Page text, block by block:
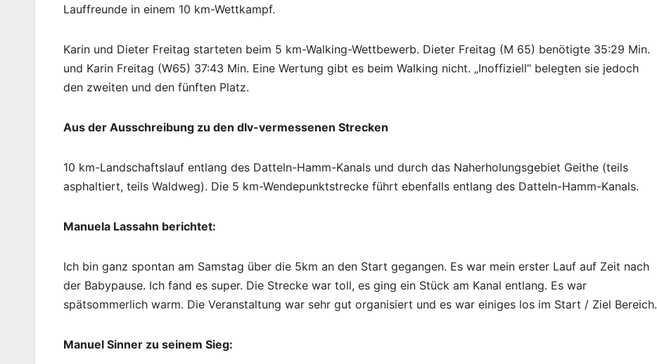
Lauffreunde in einem 10 km-Wettkampf.
Karin und Dieter Freitag starteten beim 5 km-Walking-Wettbewerb. Dieter Freitag (M 65) benötigte 35:29 Min.
und Karin Freitag (W65) 37:43 Min. Eine Wertung gibt es beim Walking nicht. „Inoffiziell“ belegten sie jedoch
den zweiten und den fünften Platz.
Aus der Ausschreibung zu den dlv-vermessenen Strecken
10 km-Landschaftslauf entlang des Datteln-Hamm-Kanals und durch das Naherholungsgebiet Geithe (teils
asphaltiert, teils Waldweg). Die 5 km-Wendepunktstrecke führt ebenfalls entlang des Datteln-Hamm-Kanals.
Manuela Lassahn berichtet:
Ich bin ganz spontan am Samstag über die 5km an den Start gegangen. Es war mein erster Lauf auf Zeit nach
der Babypause. Ich fand es super. Die Strecke war toll, es ging ein Stück am Kanal entlang. Es war
spätsommerlich warm. Die Veranstaltung war sehr gut organisiert und es war einiges los im Start / Ziel Bereich.
Manuel Sinner zu seinem Sieg: